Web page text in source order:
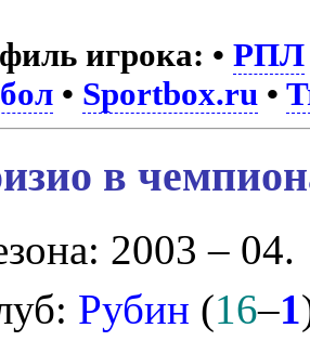
игрока: •РПЛ
• Sportbox.ru •
в
2003 – 04.
Рубин (16–1